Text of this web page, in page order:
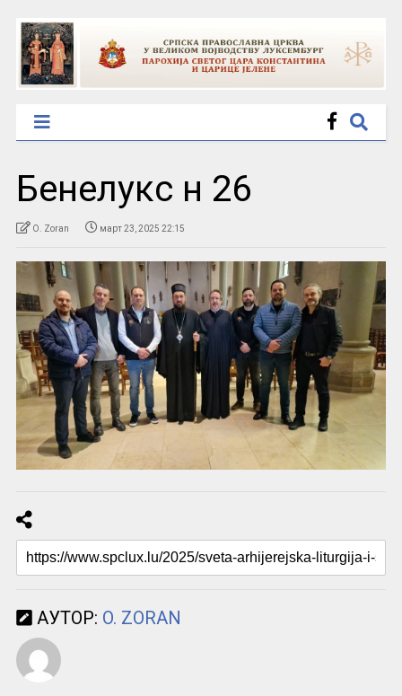
Бенелукс н 26
O. Zoran март 23, 2025 22:15
АУТОР: O. ZORAN